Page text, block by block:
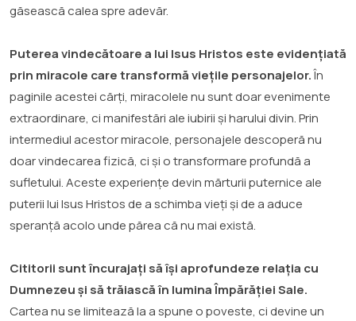
găsească calea spre adevăr.
Puterea vindecătoare a lui Isus Hristos este evidențiată
prin miracole care transformă viețile personajelor.În
paginile acestei cărți, miracolele nu sunt doar evenimente
extraordinare, ci manifestări ale iubirii și harului divin. Prin
intermediul acestor miracole, personajele descoperă nu
doar vindecarea fizică, ci și o transformare profundă a
sufletului. Aceste experiențe devin mărturii puternice ale
puterii lui Isus Hristos de a schimba vieți și de a aduce
speranță acolo unde părea că nu mai există.
Cititorii sunt încurajați să își aprofundeze relația cu
Dumnezeu și să trăiască în lumina Împărăției Sale.
Cartea nu se limitează la a spune o poveste, ci devine un